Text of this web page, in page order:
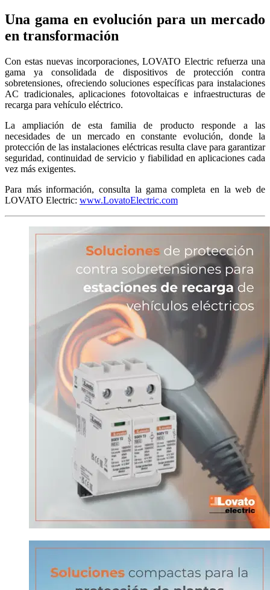
Una gama en evolución para un mercado
en transformación
Con estas nuevas incorporaciones, LOVATO Electric refuerza una
gama ya consolidada de dispositivos de protección contra
sobretensiones, ofreciendo soluciones específicas para instalaciones
AC tradicionales, aplicaciones fotovoltaicas e infraestructuras de
recarga para vehículo eléctrico.
La ampliación de esta familia de producto responde a las
necesidades de un mercado en constante evolución, donde la
protección de las instalaciones eléctricas resulta clave para garantizar
seguridad, continuidad de servicio y fiabilidad en aplicaciones cada
vez más exigentes.
Para más información, consulta la gama completa en la web de
LOVATO Electric: www.LovatoElectric.com